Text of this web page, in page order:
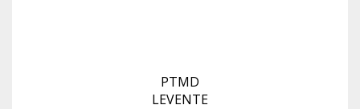
PTMD
LEVENTE